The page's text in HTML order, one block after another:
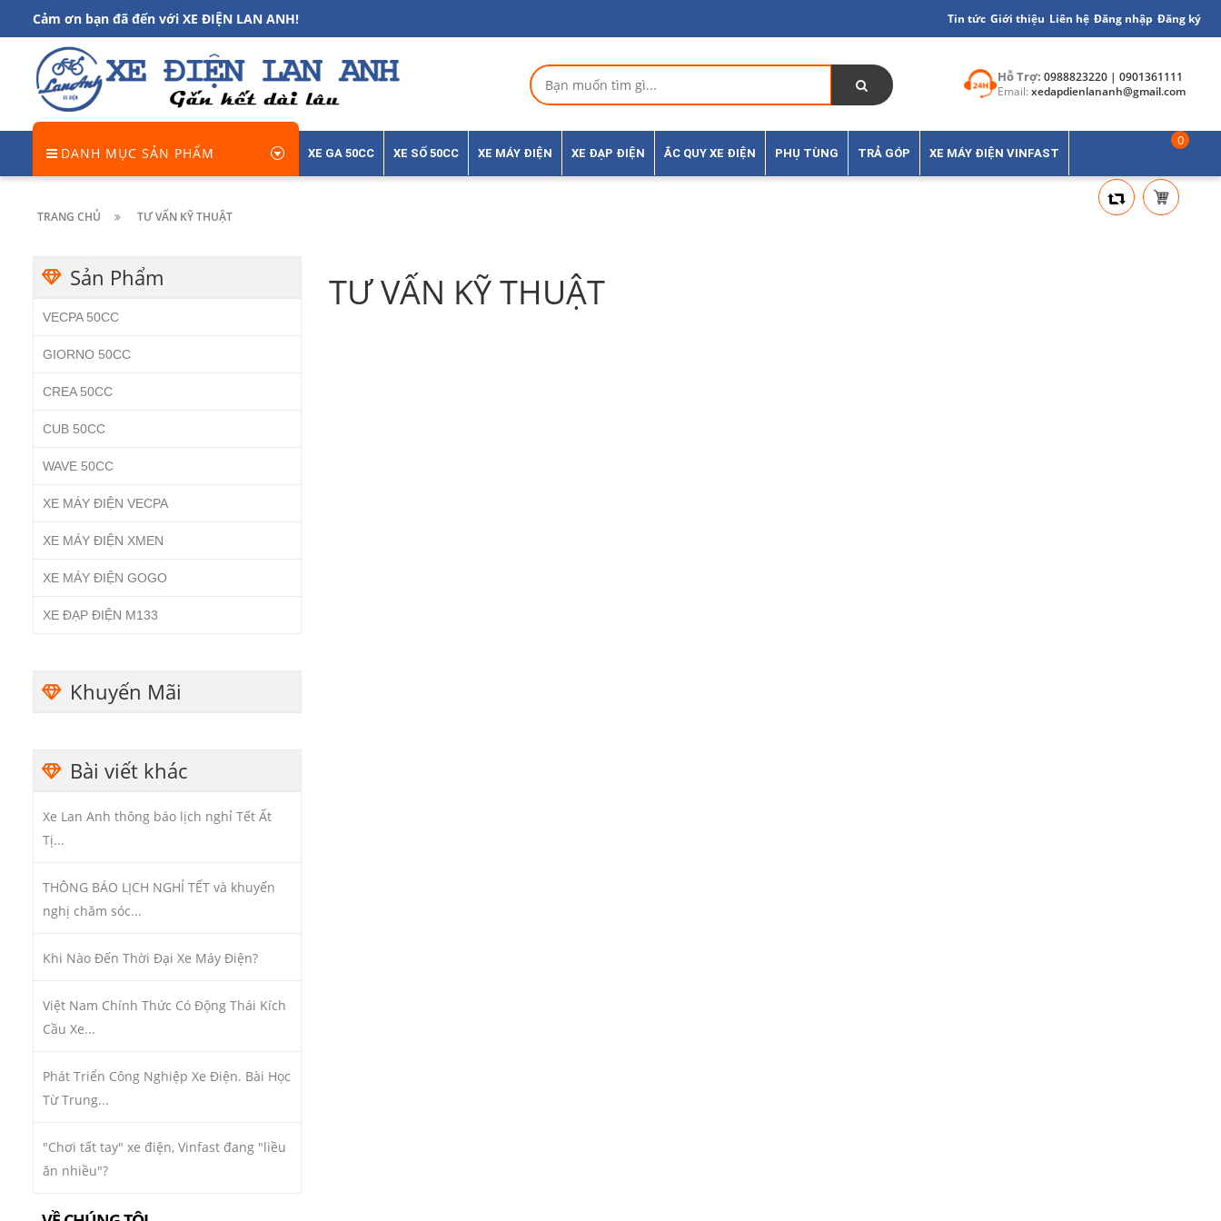
Cảm ơn bạn đã đến với XE ĐIỆN LAN ANH! Tin tức Giới thiệu Liên hệ Đăng nhập Đăng ký
Hỗ Trợ:0988823220 | 0901361111
Email: xedapdienlananh@gmail.com
DANH MỤC SẢN PHẨM XE GA 50CC XE SỐ 50CC XE MÁY ĐIỆN XE ĐẠP ĐIỆN ẮC QUY XE ĐIỆN PHỤ TÙNG TRẢ GÓP XE MÁY ĐIỆN VINFAST
0
TRANG CHỦ TƯ VẤN KỸ THUẬT
Sản Phẩm
VECPA 50CC
GIORNO 50CC
CREA 50CC
CUB 50CC
WAVE 50CC
XE MÁY ĐIỆN VECPA
XE MÁY ĐIỆN XMEN
XE MÁY ĐIỆN GOGO
XE ĐẠP ĐIỆN M133
Khuyến Mãi
Bài viết khác
Xe Lan Anh thông báo lịch nghỉ Tết Ất
Tị...
THÔNG BÁO LỊCH NGHỈ TẾT và khuyến
nghị chăm sóc...
Khi Nào Đến Thời Đại Xe Máy Điện?
Việt Nam Chính Thức Có Động Thái Kích
Cầu Xe...
Phát Triển Công Nghiệp Xe Điện. Bài Học
Từ Trung...
"Chơi tất tay" xe điện, Vinfast đang "liều
ăn nhiều"?
TƯ VẤN KỸ THUẬT